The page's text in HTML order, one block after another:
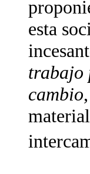
esta
trabajo
cambio,